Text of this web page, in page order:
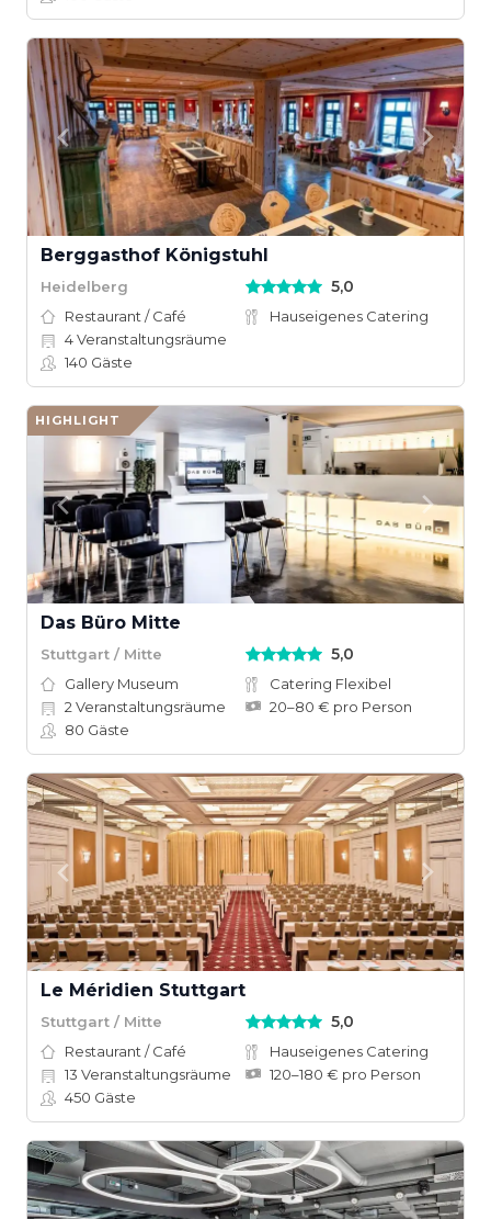
Berggasthof Königstuhl
Heidelberg 5,0
Restaurant / Café
Hauseigenes Catering
4Veranstaltungsräume
140 Gäste
HIGHLIGHT
Das Büro Mitte
Stuttgart / Mitte 5,0
Gallery Museum
Catering Flexibel
2 Veranstaltungsräume
20–80 € pro Person
80 Gäste
Le Méridien Stuttgart
Stuttgart / Mitte 5,0
Restaurant / Café
Hauseigenes Catering
13 Veranstaltungsräume
120–180 € pro Person
450 Gäste